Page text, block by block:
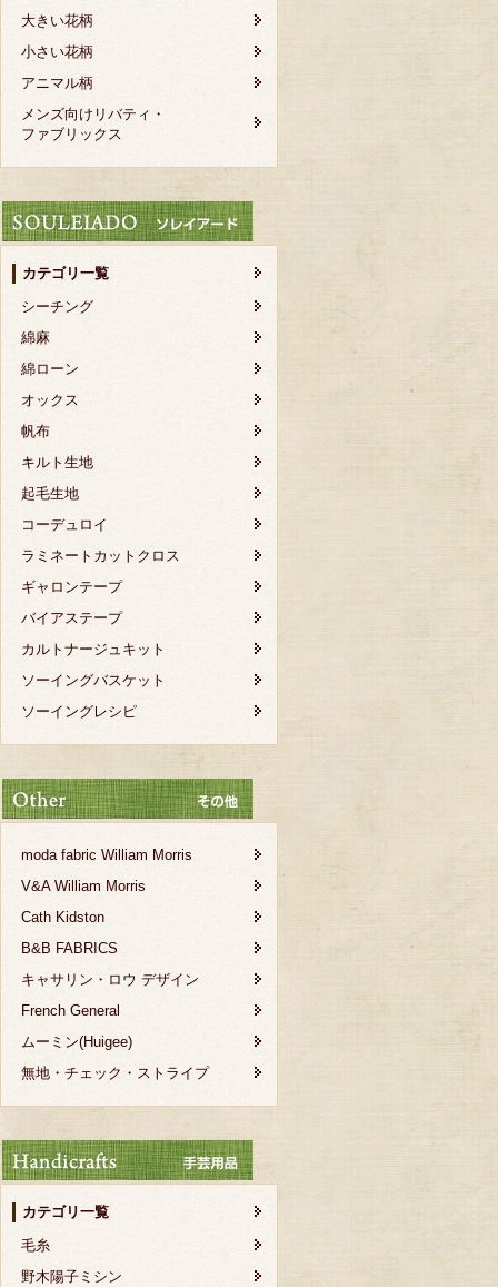
大きい花柄
小さい花柄
アニマル柄
メンズ向けリバティ・
ファブリックス
カテゴリ一覧
シーチング
綿麻
綿ローン
オックス
帆布
キルト生地
起毛生地
コーデュロイ
ラミネートカットクロス
ギャロンテープ
バイアステープ
カルトナージュキット
ソーイングバスケット
ソーイングレシピ
moda fabric William Morris
V&A William Morris
Cath Kidston
B&B FABRICS
キャサリン・ロウ デザイン
French General
ムーミン(Huigee)
無地・チェック・ストライプ
カテゴリ一覧
毛糸
野木陽子ミシン